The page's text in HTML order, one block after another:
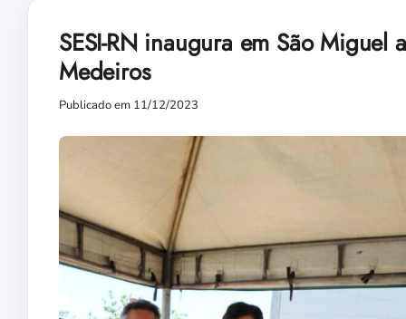
SESI-RN inaugura em São Miguel
Medeiros
Publicado em 11/12/2023